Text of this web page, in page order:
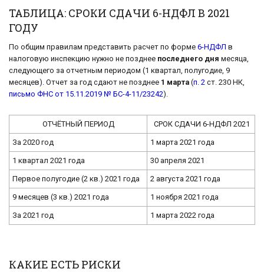
ТАБЛИЦА: СРОКИ СДАЧИ 6-НДФЛ В 2021
ГОДУ
По общим правилам представить расчет по форме 6-НДФЛ в
налоговую инспекцию нужно не позднее последнего дня месяца,
следующего за отчетным периодом (1 квартал, полугодие, 9
месяцев). Отчет за год сдают не позднее 1 марта (п. 2 ст. 230 НК,
письмо ФНС от 15.11.2019 № БС-4-11/23242).
ОТЧЁТНЫЙ ПЕРИОД СРОК СДАЧИ 6-НДФЛ 2021
За 2020 год 1 марта 2021 года
1 квартал 2021 года 30 апреля 2021
Первое полугодие (2 кв.) 2021 года 2 августа 2021 года
9 месяцев (3 кв.) 2021 года 1 ноября 2021 года
За 2021 год 1 марта 2022 года
КАКИЕ ЕСТЬ РИСКИ